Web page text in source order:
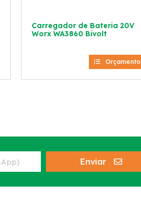
Carregador de Bateria 20V
Worx WA3860 Bivolt
Orçamento
Enviar